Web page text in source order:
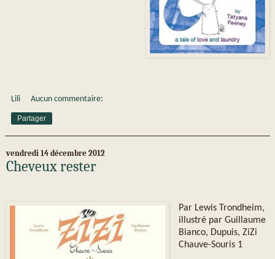
Lili Aucun commentaire:
Partager
vendredi 14 décembre 2012
Cheveux rester
Par Lewis Trondheim,
illustré par Guillaume
Bianco, Dupuis, ZiZi
Chauve-Souris 1